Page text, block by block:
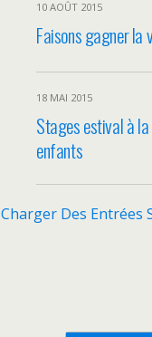
10 AOÛT 2015
Faisons gagner la
18 MAI 2015
Stages estival à
enfants
Charger Des Entrées